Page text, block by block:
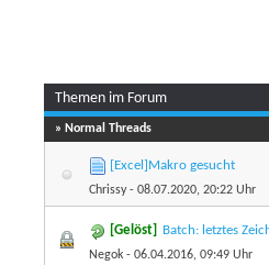
Themen im Forum
» Normal Threads
[Excel]Makro gesucht
Chrissy- 08.07.2020, 20:22 Uhr
[Gelöst] Batch: letztes
Negok - 06.04.2016, 09:49 Uhr